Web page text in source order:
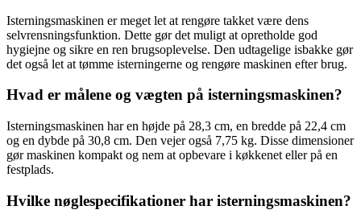
Isterningsmaskinen er meget let at rengøre takket være dens
selvrensningsfunktion. Dette gør det muligt at opretholde god
hygiejne og sikre en ren brugsoplevelse. Den udtagelige isbakke gør
det også let at tømme isterningerne og rengøre maskinen efter brug.
Hvad er målene og vægten på isterningsmaskinen?
Isterningsmaskinen har en højde på 28,3 cm, en bredde på 22,4 cm
og en dybde på 30,8 cm. Den vejer også 7,75 kg. Disse dimensioner
gør maskinen kompakt og nem at opbevare i køkkenet eller på en
festplads.
Hvilke nøglespecifikationer har isterningsmaskinen?